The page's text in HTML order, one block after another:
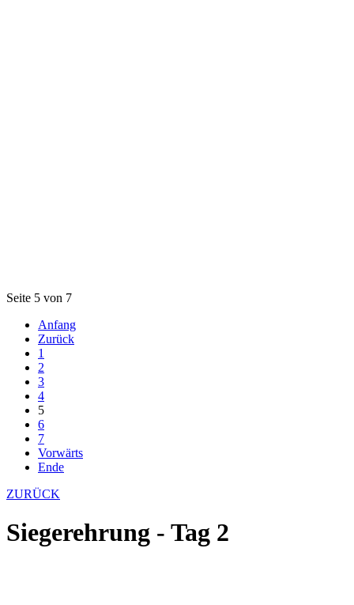
Seite 5 von 7
Anfang
Zurück
1
2
3
4
5
6
7
Vorwärts
Ende
ZURÜCK
Siegerehrung - Tag 2